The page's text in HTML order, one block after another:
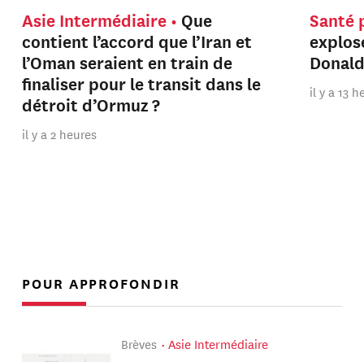
Asie Intermédiaire
Que
contient l’accord que l’Iran et
l’Oman seraient en train de
finaliser pour le transit dans le
détroit d’Ormuz ?
il y a 2 heures
Santé
il y a 13
POUR APPROFONDIR
Brèves Asie Intermédiaire